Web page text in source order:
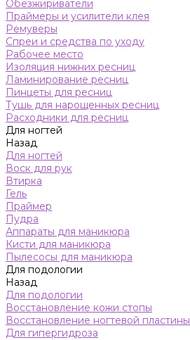
Обезжириватели
Праймеры и усилители клея
Ремуверы
Спреи и средства по уходу
Рабочее место
Изоляция нижних ресниц
Ламинирование ресниц
Пинцеты для ресниц
Тушь для нарощенных ресниц
Расходники для ресниц
Для ногтей
Назад
Для ногтей
Воск для рук
Втирка
Гель
Праймер
Пудра
Аппараты для маникюра
Кисти для маникюра
Пылесосы для маникюра
Для подологии
Назад
Для подологии
Восстановление кожи стопы
Восстановление ногтевой пластины
Для гипергидроза